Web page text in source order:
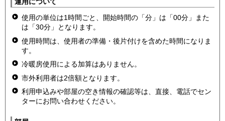
使用の単位は1時間ごと、開始時間の「分」は「00分」また
は「30分」となります。
使用時間は、使用者の準備・後片付けを含めた時間になりま
す。
冷暖房使用による加算はありません。
市外利用者は2倍額となります。
利用申込みや部屋の空き情報の確認等は、直接、電話でセン
ターにお問い合わせください。